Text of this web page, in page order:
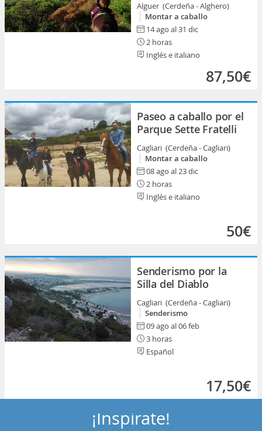
Alguer (Cerdeña - Alghero)
Montar a caballo
14 ago al 31 dic
2 horas
Inglés e italiano
87,50€
Paseo a caballo por el
Parque Sette Fratelli
Cagliari (Cerdeña - Cagliari)
Montar a caballo
08 ago al 23 dic
2 horas
Inglés e italiano
50€
Senderismo por la
Silla del Diablo
Cagliari (Cerdeña - Cagliari)
Senderismo
09 ago al 06 feb
3 horas
Español
17,50€
¡Inspírate!